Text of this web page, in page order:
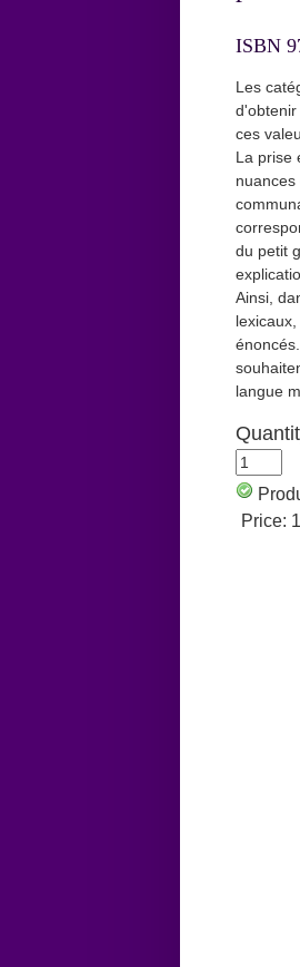
ISBN
Les
ces
La prise
du petit
Ainsi,
langue
Price: